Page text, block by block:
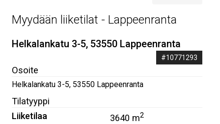
Myydään liiketilat - Lappeenranta
Helkalankatu 3-5, 53550 Lappeenranta
#10771293
Osoite
Helkalankatu 3-5, 53550 Lappeenranta
Tilatyyppi
Liiketilaa
3640 m2